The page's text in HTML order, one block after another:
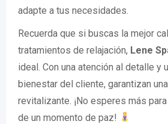
adapte a tus necesidades.
Recuerda que si buscas la mejor
tratamientos de relajación, Lene
ideal. Con una atención al detalle y
bienestar del cliente, garantizan
revitalizante. ¡No esperes más
de un momento de paz!